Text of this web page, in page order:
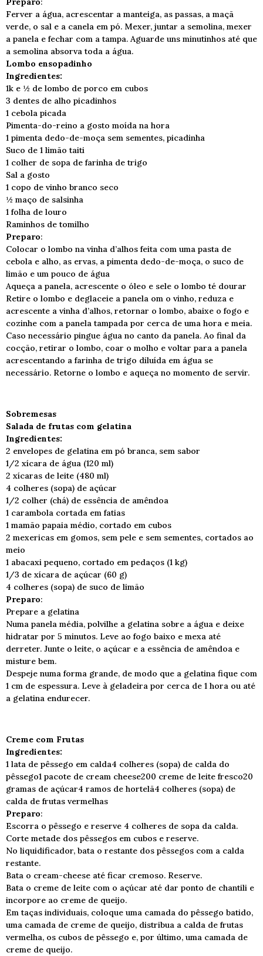
Ferver a água, acrescentar a manteiga, as passas, a maçã
verde, o sal e a canela em pó. Mexer, juntar a semolina, mexer
a panela e fechar com a tampa. Aguarde uns minutinhos até que
a semolina absorva toda a água.
Lombo ensopadinho
Ingredientes:
1k e ½ de lombo de porco em cubos
3 dentes de alho picadinhos
1 cebola picada
Pimenta-do-reino a gosto moída na hora
1 pimenta dedo-de-moça sem sementes, picadinha
Suco de 1 limão taiti
1 colher de sopa de farinha de trigo
Sal a gosto
1 copo de vinho branco seco
½ maço de salsinha
1 folha de louro
Raminhos de tomilho
Preparo:
Colocar o lombo na vinha d’alhos feita com uma pasta de
cebola e alho, as ervas, a pimenta dedo-de-moça, o suco de
limão e um pouco de água
Aqueça a panela, acrescente o óleo e sele o lombo té dourar
Retire o lombo e deglaceie a panela om o vinho, reduza e
acrescente a vinha d’alhos, retornar o lombo, abaixe o fogo e
cozinhe com a panela tampada por cerca de uma hora e meia.
Caso necessário pingue água no canto da panela. Ao final da
cocção, retirar o lombo, coar o molho e voltar para a panela
acrescentando a farinha de trigo diluída em água se
necessário. Retorne o lombo e aqueça no momento de servir.
Sobremesas
Salada de frutas com gelatina
Ingredientes:
2 envelopes de gelatina em pó branca, sem sabor
1/2 xícara de água (120 ml)
2 xícaras de leite (480 ml)
4 colheres (sopa) de açúcar
1/2 colher (chá) de essência de amêndoa
1 carambola cortada em fatias
1 mamão papaia médio, cortado em cubos
2 mexericas em gomos, sem pele e sem sementes, cortados ao
meio
1 abacaxi pequeno, cortado em pedaços (1 kg)
1/3 de xícara de açúcar (60 g)
4 colheres (sopa) de suco de limão
Preparo:
Prepare a gelatina
Numa panela média, polvilhe a gelatina sobre a água e deixe
hidratar por 5 minutos. Leve ao fogo baixo e mexa até
derreter. Junte o leite, o açúcar e a essência de amêndoa e
misture bem.
Despeje numa forma grande, de modo que a gelatina fique com
1 cm de espessura. Leve à geladeira por cerca de 1 hora ou até
a gelatina endurecer.
Creme com Frutas
Ingredientes:
1 lata de pêssego em calda4 colheres (sopa) de calda do
pêssego1 pacote de cream cheese200 creme de leite fresco20
gramas de açúcar4 ramos de hortelã4 colheres (sopa) de
calda de frutas vermelhas
Preparo:
Escorra o pêssego e reserve 4 colheres de sopa da calda.
Corte metade dos pêssegos em cubos e reserve.
No liquidificador, bata o restante dos pêssegos com a calda
restante.
Bata o cream-cheese até ficar cremoso. Reserve.
Bata o creme de leite com o açúcar até dar ponto de chantili e
incorpore ao creme de queijo.
Em taças individuais, coloque uma camada do pêssego batido,
uma camada de creme de queijo, distribua a calda de frutas
vermelha, os cubos de pêssego e, por último, uma camada de
creme de queijo.